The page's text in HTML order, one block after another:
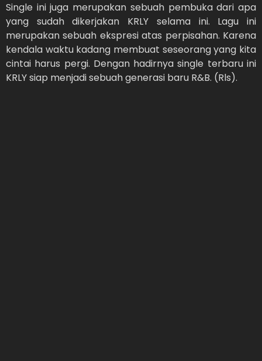
Single ini juga merupakan sebuah pembuka dari apa
yang sudah dikerjakan KRLY selama ini. Lagu ini
merupakan sebuah ekspresi atas perpisahan. Karena
kendala waktu kadang membuat seseorang yang kita
cintai harus pergi. Dengan hadirnya single terbaru ini
KRLY siap menjadi sebuah generasi baru R&B. (Rls).